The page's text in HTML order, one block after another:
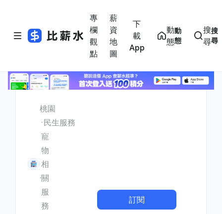
專
欄
觀
點
薪
資
地
圖
下
載
App
動
態
動
態
搜
尋
搜
尋
桃園
民生服務
寵
物
相
關
服
務
訂閱